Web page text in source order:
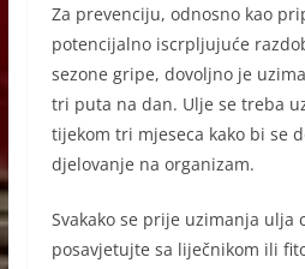
Za prevenciju, odnosno kao
potencijalno iscrpljujuće
sezone gripe, dovoljno je
tri puta na dan. Ulje se treba
tijekom tri mjeseca kako bi se
djelovanje na organizam.
Svakako se prije uzimanja ulja
posavjetujte sa liječnikom ili